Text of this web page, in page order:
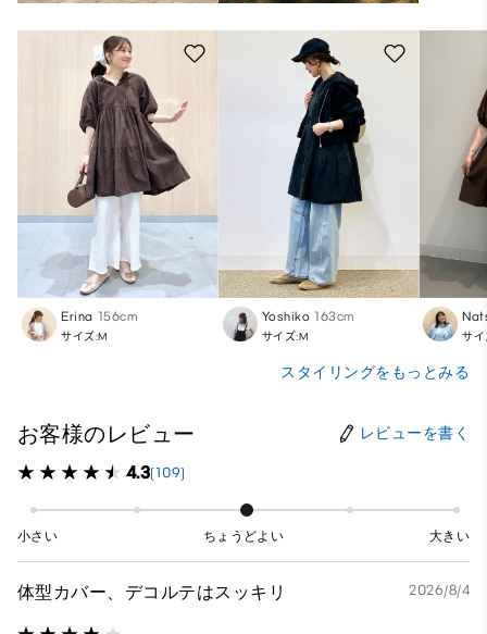
Erina 156cm
サイズ:M
Yoshiko 163cm
サイズ:M サ
スタイリングをもっとみる
お客様のレビュー レビューを書く
4.3(109)
小さい ちょうどよい 大きい
体型カバー、デコルテはスッキリ 2026/8/4